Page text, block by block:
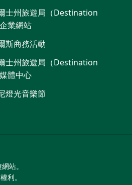
士州旅遊局（Destination
業網站​
斯商務活動
士州旅遊局（Destination
體中心
燈光音樂節
站。
利。